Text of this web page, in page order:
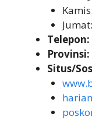
Telepon:
Provinsi:
Situs/